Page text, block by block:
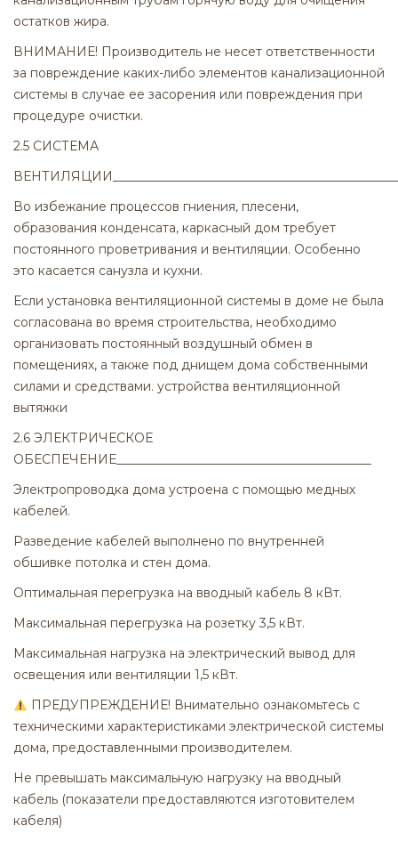
остатков жира.
ВНИМАНИЕ! Производитель не несет ответственности
за повреждение каких-либо элементов канализационной
системы в случае ее засорения или повреждения при
процедуре очистки.
2.5 СИСТЕМА
ВЕНТИЛЯЦИИ______________________________________________
Во избежание процессов гниения, плесени,
образования конденсата, каркасный дом требует
постоянного проветривания и вентиляции. Особенно
это касается санузла и кухни.
Если установка вентиляционной системы в доме не была
согласована во время строительства, необходимо
организовать постоянный воздушный обмен в
помещениях, а также под днищем дома собственными
силами и средствами. устройства вентиляционной
вытяжки
2.6 ЭЛЕКТРИЧЕСКОЕ
ОБЕСПЕЧЕНИЕ_________________________________________
Электропроводка дома устроена с помощью медных
кабелей.
Разведение кабелей выполнено по внутренней
обшивке потолка и стен дома.
Оптимальная перегрузка на вводный кабель 8 кВт.
Максимальная перегрузка на розетку 3,5 кВт.
Максимальная нагрузка на электрический вывод для
освещения или вентиляции 1,5 кВт.
ПРЕДУПРЕЖДЕНИЕ! Внимательно ознакомьтесь с
техническими характеристиками электрической системы
дома, предоставленными производителем.
Не превышать максимальную нагрузку на вводный
кабель (показатели предоставляются изготовителем
кабеля)